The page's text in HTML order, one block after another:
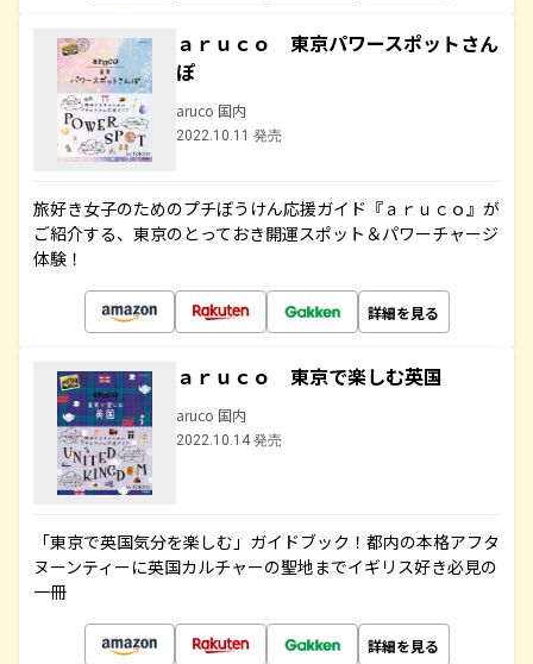
ａｒｕｃｏ 東京パワースポットさん
ぽ
aruco 国内
2022.10.11 発売
旅好き女子のためのプチぼうけん応援ガイド『ａｒｕｃｏ』が
ご紹介する、東京のとっておき開運スポット＆パワーチャージ
体験！
詳細を見る
ａｒｕｃｏ 東京で楽しむ英国
aruco 国内
2022.10.14 発売
「東京で英国気分を楽しむ」ガイドブック！都内の本格アフタ
ヌーンティーに英国カルチャーの聖地までイギリス好き必見の
一冊
詳細を見る